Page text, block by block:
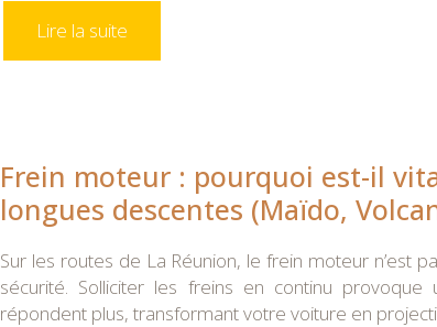
Lire la suite
Frein moteur : pourquoi est-il
longues descentes (Maïdo,
Sur les routes de La Réunion, le frein moteur n’est
sécurité. Solliciter les freins en continu
répondent plus, transformant votre voiture en